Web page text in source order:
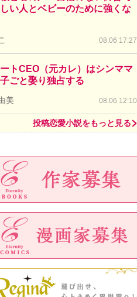
い人とベビーのために強くな
08.06 17:27
トCEO（元カレ）はシンママ
ごと娶り独占する
美 08.06 12:10
投稿恋愛小説をもっと見る